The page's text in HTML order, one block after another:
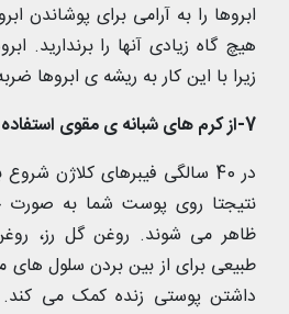
ابروها را به آرامی برای پوشاندن
هیچ گاه زیادی آنها را برندارید.
زیرا با این کار به ریشه ی ابروها
7-از کرم های شبانه ی مقوی استفاده کنید
در 40 سالگی فیبرهای کلاژن
نتیجتا روی پوست شما به
ظاهر می شوند. روغن گل رز،
طبیعی برای از بین بردن سلول های
داشتن پوستی زنده کمک می